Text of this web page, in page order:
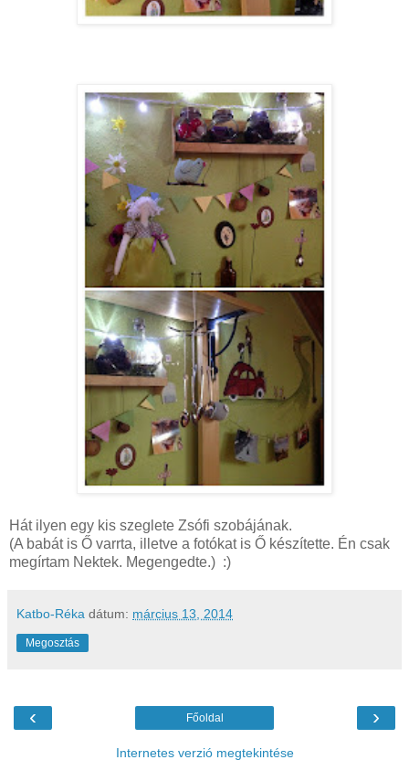
Hát ilyen egy kis szeglete Zsófi szobájának.
(A babát is Ő varrta, illetve a fotókat is Ő készítette. Én csak
megírtam Nektek. Megengedte.) :)
Katbo-Réka dátum: március 13, 2014
Megosztás
‹ ›
Főoldal
Internetes verzió megtekintése